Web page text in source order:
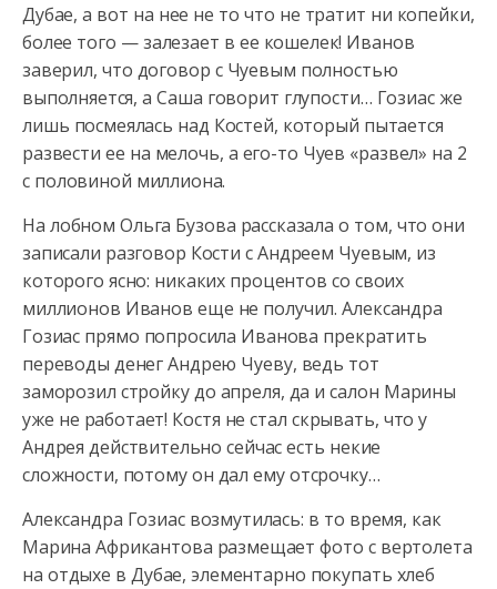
Дубае, а вот на нее не то что не тратит ни копейки,
более того — залезает в ее кошелек! Иванов
заверил, что договор с Чуевым полностью
выполняется, а Саша говорит глупости… Гозиас же
лишь посмеялась над Костей, который пытается
развести ее на мелочь, а его-то Чуев «развел» на 2
с половиной миллиона.
На лобном Ольга Бузова рассказала о том, что они
записали разговор Кости с Андреем Чуевым, из
которого ясно: никаких процентов со своих
миллионов Иванов еще не получил. Александра
Гозиас прямо попросила Иванова прекратить
переводы денег Андрею Чуеву, ведь тот
заморозил стройку до апреля, да и салон Марины
уже не работает! Костя не стал скрывать, что у
Андрея действительно сейчас есть некие
сложности, потому он дал ему отсрочку…
Александра Гозиас возмутилась: в то время, как
Марина Африкантова размещает фото с вертолета
на отдыхе в Дубае, элементарно покупать хлеб